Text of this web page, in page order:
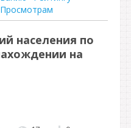
Просмотрам
населения по
на